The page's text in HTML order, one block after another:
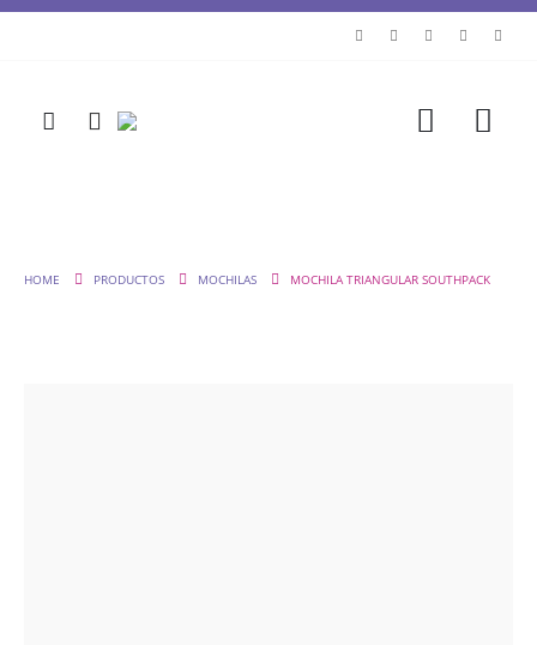
HOME PRODUCTOS MOCHILAS MOCHILA TRIANGULAR SOUTHPACK